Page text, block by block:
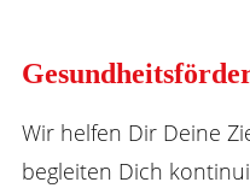
Wir helfen Dir Deine
begleiten Dich